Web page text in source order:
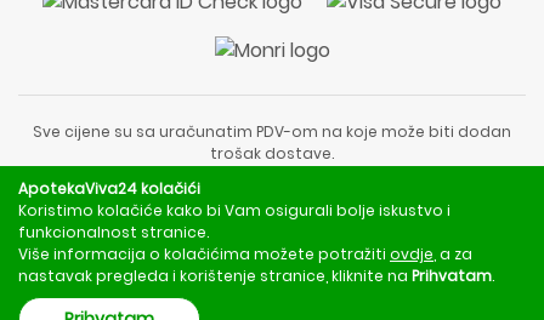
Sve cijene su sa uračunatim PDV-om na koje može biti dodan
trošak dostave.
liječnički pregled ili savjet farmaceuta.
Za obavijesti o mjerama opreza, rizicima i nuspojavama
obratite se svom liječniku ili farmaceutu.
Copyright © 2020 - 2026 | ApotekaViva24 | Sva prava zadržava
ApotekaViva24 kolačići
Koristimo kolačiće kako bi Vam osigurali bolje iskustvo i
funkcionalnost stranice.
Više informacija o kolačićima možete potražiti ovdje , a za
nastavak pregleda i korištenje stranice, kliknite na Prihvatam.